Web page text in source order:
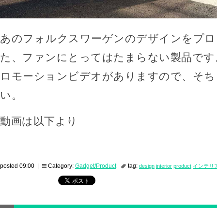
あのフォルクスワーゲンのデザインをプ
た、ファンにとってはたまらない製品で
ロモーションビデオがありますので、そ
い。
動画は以下より
posted 09:00 | Category: Gadget/Product tag: design interior product インテリ